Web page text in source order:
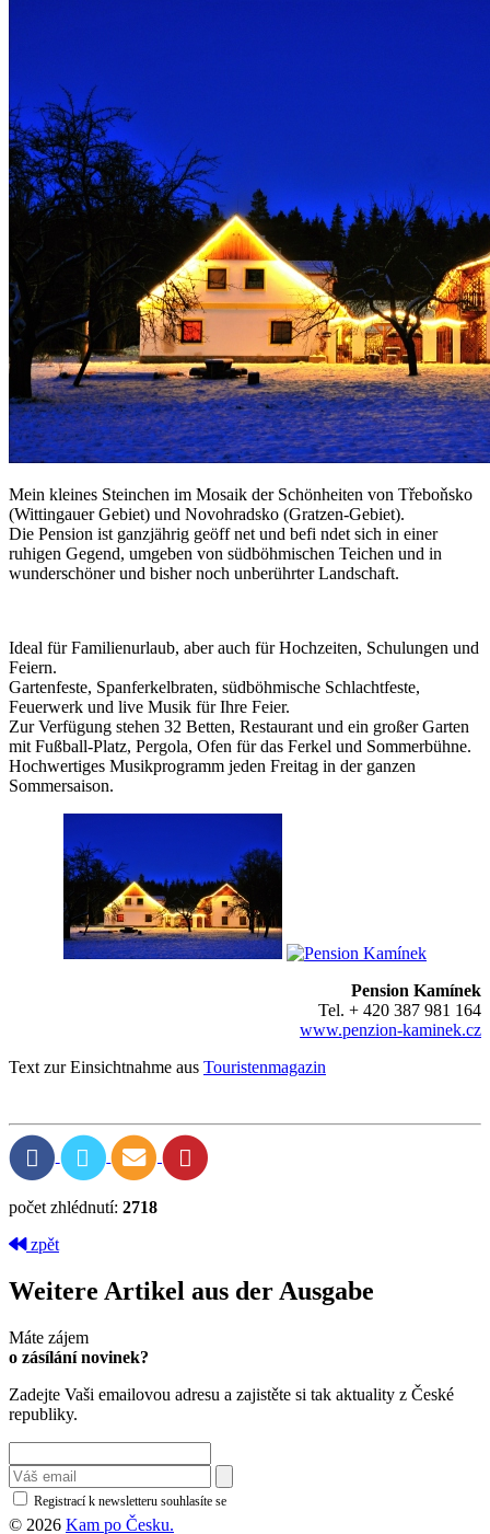
Mein kleines Steinchen im Mosaik der Schönheiten von Třeboňsko
(Wittingauer Gebiet) und Novohradsko (Gratzen-Gebiet).
Die Pension ist ganzjährig geöff net und befi ndet sich in einer
ruhigen Gegend, umgeben von südböhmischen Teichen und in
wunderschöner und bisher noch unberührter Landschaft.
Ideal für Familienurlaub, aber auch für Hochzeiten, Schulungen und
Feiern.
Gartenfeste, Spanferkelbraten, südböhmische Schlachtfeste,
Feuerwerk und live Musik für Ihre Feier.
Zur Verfügung stehen 32 Betten, Restaurant und ein großer Garten
mit Fußball-Platz, Pergola, Ofen für das Ferkel und Sommerbühne.
Hochwertiges Musikprogramm jeden Freitag in der ganzen
Sommersaison.
Pension Kamínek
Tel. + 420 387 981 164
www.penzion-kaminek.cz
Text zur Einsichtnahme aus Touristenmagazin
počet zhlédnutí: 2718
zpět
Weitere Artikel aus der Ausgabe
Máte zájem
o zásílání novinek?
Zadejte Vaši emailovou adresu a zajistěte si tak aktuality z České
republiky.
Registrací k newsletteru souhlasíte se
© 2026 Kam po Česku.